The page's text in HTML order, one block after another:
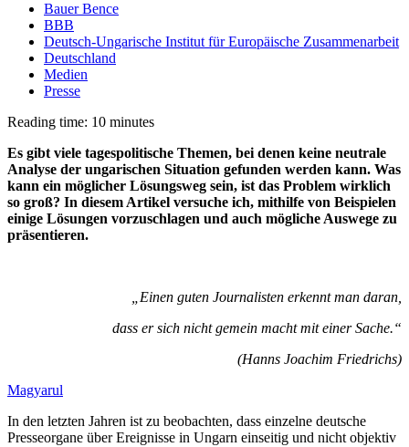
Bauer Bence
BBB
Deutsch-Ungarische Institut für Europäische Zusammenarbeit
Deutschland
Medien
Presse
Reading time: 10 minutes
Es gibt viele tagespolitische Themen, bei denen keine neutrale
Analyse der ungarischen Situation gefunden werden kann. Was
kann ein möglicher Lösungsweg sein, ist das Problem wirklich
so groß? In diesem Artikel versuche ich, mithilfe von Beispielen
einige Lösungen vorzuschlagen und auch mögliche Auswege zu
präsentieren.
„Einen guten Journalisten erkennt man daran,
dass er sich nicht gemein macht mit einer Sache.“
(Hanns Joachim Friedrichs)
Magyarul
In den letzten Jahren ist zu beobachten, dass einzelne deutsche
Presseorgane über Ereignisse in Ungarn einseitig und nicht objektiv